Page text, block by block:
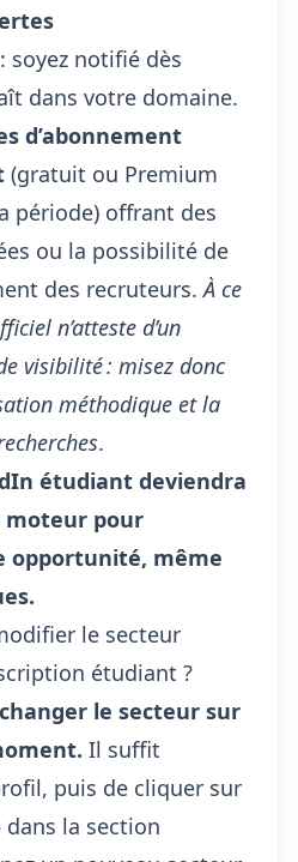
: soyez notifié dès
dans votre domaine.
d’abonnement
(gratuit ou Premium
période) offrant des
ou la possibilité de
des recruteurs.À ce
n’atteste d’un
visibilité : misez donc
méthodique et la
.
étudiant deviendra
moteur pour
opportunité, même
le secteur
étudiant ?
le secteur sur
Il suffit
puis de cliquer sur
dans la section